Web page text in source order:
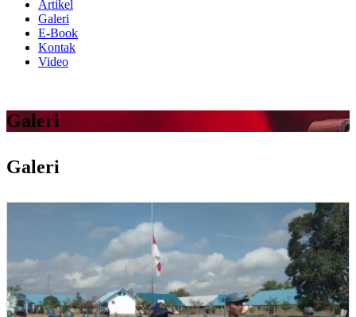
Artikel
Galeri
E-Book
Kontak
Video
Galeri
Galeri